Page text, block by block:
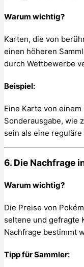
Warum wichtig?
Karten, die von
einen höheren
durch Wettbewerbe
Beispiel:
Eine Karte von
Sonderausgabe, wie
sein als eine reguläre
6. Die Nachfrage
Warum wichtig?
Die Preise von
seltene und gefragte
Nachfrage bestimmt
Tipp für Sammler: